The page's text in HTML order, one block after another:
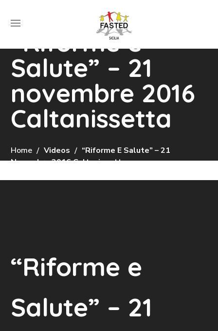
“Riforme e
Salute” – 21
novembre 2016
Caltanissetta
Home Videos
“Riforme E Salute” – 21
Novembre 2016 Caltanissetta
“Riforme e
Salute” – 21